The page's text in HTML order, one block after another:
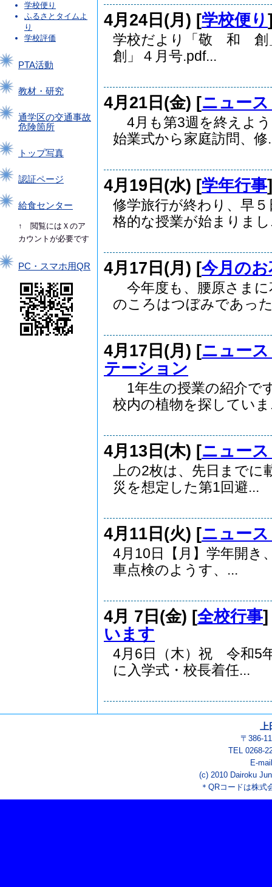
学校便り
ふるさとタイムよ
り
学校評価
PTA活動
教材・研究
通学区の交通事故
危険箇所
トップ写真
認証ページ
給食センター
↑ 閲覧にはＸのア
カウントが必要です
PC・スマホ用QR
4月24日(月) [学校便り
学校だより「敬 和 創
創」４月号.pdf...
4月21日(金) [ニュー
4月も第3週を終えよ
始業式から家庭訪問、修
4月19日(水) [学年行事
修学旅行が終わり、早
格的な授業が始まりまし
4月17日(月) [今月のお
今年度も、腰原さまに
のころはつぼみであっ
4月17日(月) [ニュー
テーション
1年生の授業の紹介で
校内の植物を探していま
4月13日(木) [ニュー
上の2枚は、先日まで
災を想定した第1回避...
4月11日(火) [ニュー
4月10日【月】学年開
車点検のようす、...
4月 7日(金) [全校行事
います
4月6日（木）祝 令和5
に入学式・校長着任...
〒386-
TEL 0268-
E-
(c) 2010 Dairoku
＊QRコードは株式